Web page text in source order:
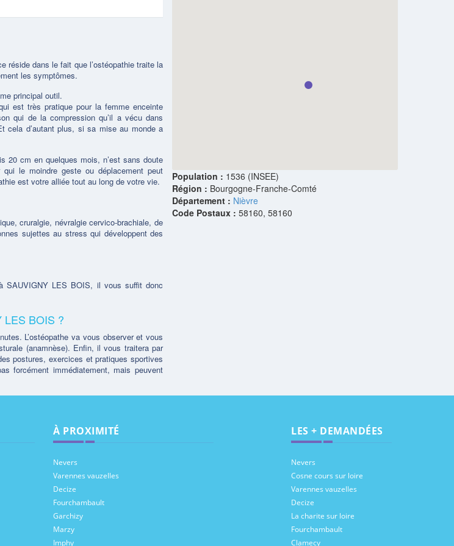
réside dans le fait que l’ostéopathie traite la
les symptômes.
principal outil.
est très pratique pour la femme enceinte
qui de la compression qu’il a vécu dans
cela d’autant plus, si sa mise au monde a
20 cm en quelques mois, n’est sans doute
le moindre geste ou déplacement peut
est votre alliée tout au long de votre vie.
cruralgie, névralgie cervico-brachiale, de
sujettes au stress qui développent des
SAUVIGNY LES BOIS, il vous suffit donc
LES BOIS ?
L’ostéopathe va vous observer et vous
(anamnèse). Enfin, il vous traitera par
postures, exercices et pratiques sportives
forcément immédiatement, mais peuvent
Population : 1536 (INSEE)
Région : Bourgogne-Franche-Comté
Département : Nièvre
Code Postaux : 58160, 58160
À PROXIMITÉ
Nevers
Varennes vauzelles
Decize
Fourchambault
Garchizy
Marzy
Imphy
LES + DEMANDÉES
Nevers
Cosne cours sur loire
Varennes vauzelles
Decize
La charite sur loire
Fourchambault
Clamecy